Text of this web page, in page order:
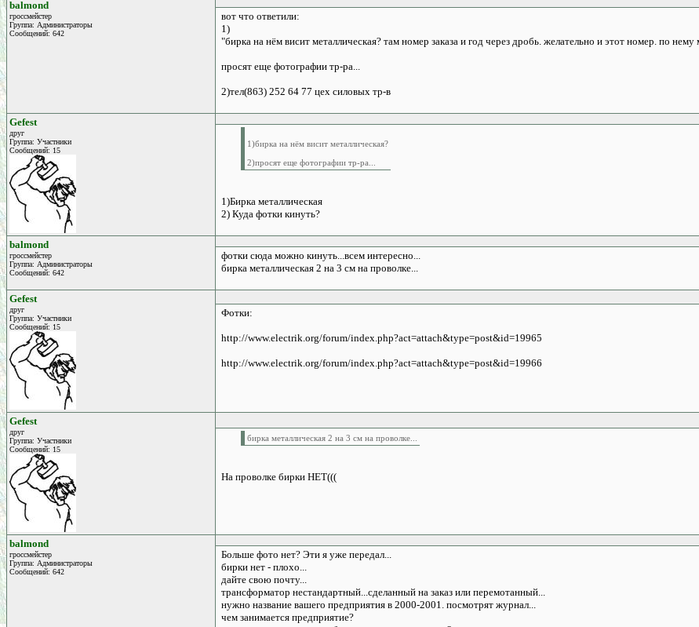
balmond
гроссмейстер
Группа: Администраторы
Сообщений: 642
вот что ответили:
1)
"бирка на нём висит металлическая? там номер заказа и год через дробь. желательно и этот номер. по
просят еще фотографии тр-ра...
2)тел(863) 252 64 77 цех силовых тр-в
Gefest
друг
Группа: Участники
Сообщений: 15
1)бирка на нём висит металлическая?
2)просят еще фотографии тр-ра...
1)Бирка металлическая
2) Куда фотки кинуть?
balmond
гроссмейстер
Группа: Администраторы
Сообщений: 642
фотки сюда можно кинуть...всем интересно...
бирка металлическая 2 на 3 см на проволке...
Gefest
друг
Группа: Участники
Сообщений: 15
Фотки:
http://www.electrik.org/forum/index.php?act=attach&type=post&id=19965
http://www.electrik.org/forum/index.php?act=attach&type=post&id=19966
Gefest
друг
Группа: Участники
Сообщений: 15
бирка металлическая 2 на 3 см на проволке...
На проволке бирки НЕТ(((
balmond
гроссмейстер
Группа: Администраторы
Сообщений: 642
Больше фото нет? Эти я уже передал...
бирки нет - плохо...
дайте свою почту...
трансформатор нестандартный...сделанный на заказ или перемотанный...
нужно название вашего предприятия в 2000-2001. посмотрят журнал...
чем занимается предприятие?